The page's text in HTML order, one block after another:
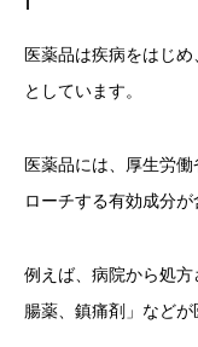
医薬品は疾病をはじ
としています。
医薬品には、厚生労
ローチする有効成分が
例えば、病院から処
腸薬、鎮痛剤」などが